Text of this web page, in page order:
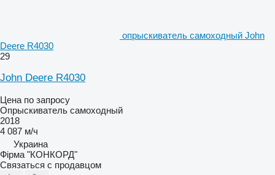
опрыскиватель самоходный John
Deere R4030
29
John Deere R4030
Цена по запросу
Опрыскиватель самоходный
2018
4 087 м/ч
Украина
Фірма "КОНКОРД"
Связаться с продавцом